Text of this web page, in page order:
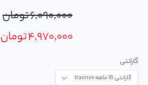
۶,۰۹۰,۰۰۰تومان
۴,۹۷۰,۰۰۰تومان
گارانتی